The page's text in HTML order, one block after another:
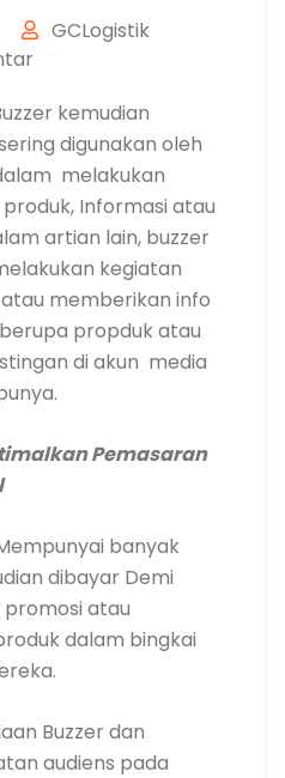
GCLogistik
kemudian
digunakan oleh
melakukan
Informasi atau
artian lain, buzzer
kegiatan
memberikan info
propduk atau
di akun media
Pemasaran
banyak
dibayar Demi
atau
dalam bingkai
Buzzer dan
audiens pada